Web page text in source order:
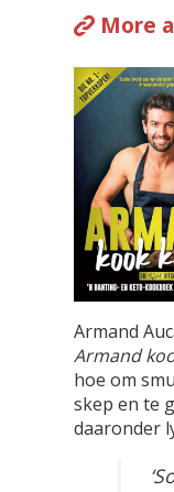
More
Armand
Armand
hoe om
skep en te
daaronder